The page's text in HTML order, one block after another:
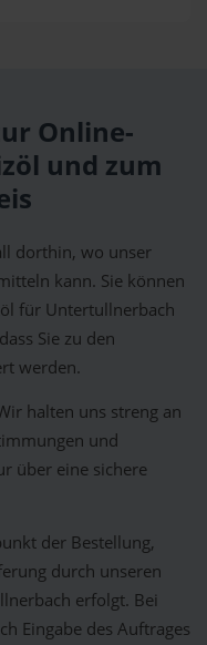
Online-
und zum
dorthin, wo unser
kann. Sie können
für Untertullnerbach
Sie zu den
werden.
halten uns streng an
und
über eine sichere
der Bestellung,
durch unseren
erfolgt. Bei
Eingabe des Auftrages